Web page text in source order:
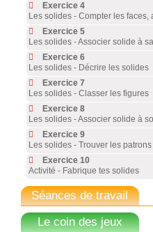
Exercice 4
Les solides - Compter les faces,
Exercice 5
Les solides - Associer solide à
Exercice 6
Les solides - Décrire les solides
Exercice 7
Les solides - Classer les figures
Exercice 8
Les solides - Associer solide à
Exercice 9
Les solides - Trouver les patrons
Exercice 10
Activité - Fabrique tes solides
Séances de travail
Le coin des jeux